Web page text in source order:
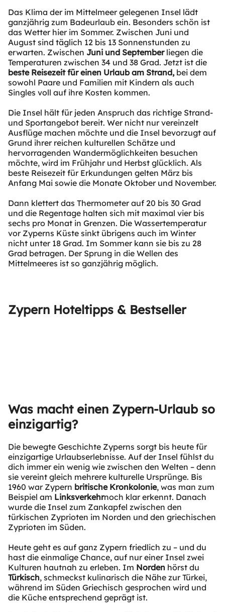
Das Klima der im Mittelmeer gelegenen Insel lädt
ganzjährig zum Badeurlaub ein. Besonders schön ist
das Wetter hier im Sommer. Zwischen Juni und
August sind täglich 12 bis 13 Sonnenstunden zu
erwarten. Zwischen Juni und Septemberliegen die
Temperaturen zwischen 34 und 38 Grad. Jetzt ist die
beste Reisezeit für einen Urlaub am Strand, bei dem
sowohl Paare und Familien mit Kindern als auch
Singles voll auf ihre Kosten kommen.
Die Insel hält für jeden Anspruch das richtige Strand-
und Sportangebot bereit. Wer nicht nur vereinzelt
Ausflüge machen möchte und die Insel bevorzugt auf
Grund ihrer reichen kulturellen Schätze und
hervorragenden Wandermöglichkeiten besuchen
möchte, wird im Frühjahr und Herbst glücklich. Als
beste Reisezeit für Erkundungen gelten März bis
Anfang Mai sowie die Monate Oktober und November.
Dann klettert das Thermometer auf 20 bis 30 Grad
und die Regentage halten sich mit maximal vier bis
sechs pro Monat in Grenzen. Die Wassertemperatur
vor Zyperns Küste sinkt übrigens auch im Winter
nicht unter 18 Grad. Im Sommer kann sie bis zu 28
Grad betragen. Der Sprung in die Wellen des
Mittelmeeres ist so ganzjährig möglich.
Zypern Hoteltipps & Bestseller
Was macht einen Zypern-Urlaub so
einzigartig?
Die bewegte Geschichte Zyperns sorgt bis heute für
einzigartige Urlaubserlebnisse. Auf der Insel fühlst du
dich immer ein wenig wie zwischen den Welten – denn
sie vereint gleich mehrere kulturelle Ursprünge. Bis
1960 war Zypern britische Kronkolonie, was man zum
Beispiel am Linksverkehrnoch klar erkennt. Danach
wurde die Insel zum Zankapfel zwischen den
türkischen Zyprioten im Norden und den griechischen
Zyprioten im Süden.
Heute geht es auf ganz Zypern friedlich zu – und du
hast die einmalige Chance, auf nur einer Insel zwei
Kulturen hautnah zu erleben. Im Norden hörst du
Türkisch, schmeckst kulinarisch die Nähe zur Türkei,
während im Süden Griechisch gesprochen wird und
die Küche entsprechend geprägt ist.